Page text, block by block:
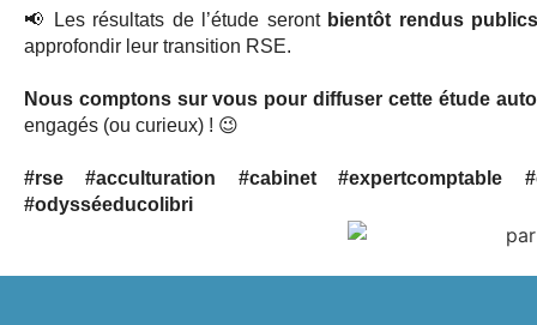
📢 Les résultats de l’étude seront bientôt rendus
approfondir leur transition RSE.
Nous comptons sur vous pour diffuser cette étude
engagés (ou curieux) ! 😉
#rse #acculturation #cabinet #expertcomptable
#odysséeducolibri